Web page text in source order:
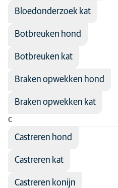
Maag-darm-lever
Neurologie
Pijnmanagement
Preventieve geneeskunde
Spoedzorg
Bloedonderzoek kat
Botbreuken hond
Botbreuken kat
Braken opwekken hond
Braken opwekken kat
C
Castreren hond
Castreren kat
Castreren konijn